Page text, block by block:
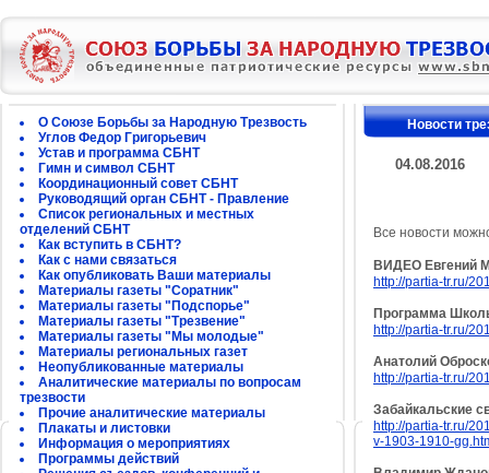
О Союзе Борьбы за Народную Трезвость
Углов Федор Григорьевич
Устав и программа СБНТ
Гимн и символ СБНТ
Координационный совет СБНТ
Руководящий орган СБНТ - Правление
Список региональных и местных
отделений СБНТ
Как вступить в СБНТ?
Как с нами связаться
Как опубликовать Ваши материалы
Материалы газеты "Соратник"
Материалы газеты "Подспорье"
Материалы газеты "Трезвение"
Материалы газеты "Мы молодые"
Материалы региональных газет
Неопубликованные материалы
Аналитические материалы по вопросам
трезвости
Прочие аналитические материалы
Плакаты и листовки
Информация о мероприятиях
Программы действий
Новости
04.08.2016
Все новости
ВИДЕО Евгений
http://partia-tr.ru/
Программа
http://partia-tr.ru/
Анатолий
http://partia-tr.ru/
Забайкальские
http://partia-tr.ru/
v-1903-1910-